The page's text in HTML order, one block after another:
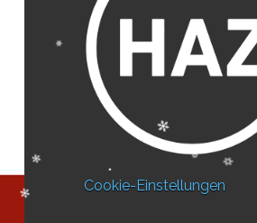
Cookie-Einstellungen